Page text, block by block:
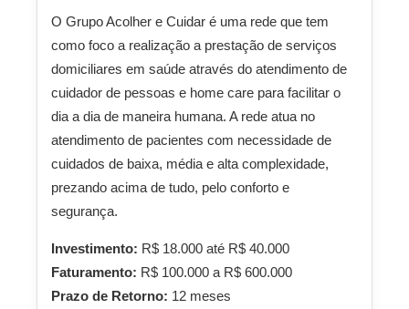
O Grupo Acolher e Cuidar é uma rede que tem
como foco a realização a prestação de serviços
domiciliares em saúde através do atendimento de
cuidador de pessoas e home care para facilitar o
dia a dia de maneira humana. A rede atua no
atendimento de pacientes com necessidade de
cuidados de baixa, média e alta complexidade,
prezando acima de tudo, pelo conforto e
segurança.
Investimento: R$ 18.000 até R$ 40.000
Faturamento: R$ 100.000 a R$ 600.000
Prazo de Retorno: 12 meses